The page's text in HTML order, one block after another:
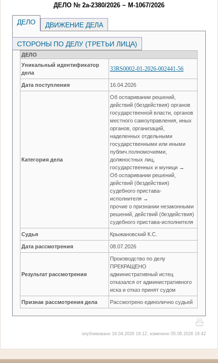
ДЕЛО № 2а-2380/2026 ~ М-1067/2026
ДЕЛО ДВИЖЕНИЕ ДЕЛА
СТОРОНЫ ПО ДЕЛУ (ТРЕТЬИ ЛИЦА)
ДЕЛО
Уникальный идентификатор
дела
33RS0002-01-2026-002441-56
Дата поступления 16.04.2026
Категория дела
Об оспаривании решений,
действий (бездействия) органов
государственной власти, органов
местного самоуправления, иных
органов, организаций,
наделенных отдельными
государственными или иными
публич.полномочиями,
должностных лиц,
государственных и муници →
Об оспаривании решений,
действий (бездействия)
судебного пристава-
исполнителя →
прочие о признании незаконными
решений, действий (бездействия)
судебного пристава-исполнителя
Судья Крыжановский К.С.
Дата рассмотрения 08.07.2026
Результат рассмотрения
Производство по делу
ПРЕКРАЩЕНО
административный истец
отказался от административного
иска и отказ принят судом
Признак рассмотрения дела Рассмотрено единолично судьей
опубликовано 16.04.2026 19:12, изменено 05.08.2026 19:42